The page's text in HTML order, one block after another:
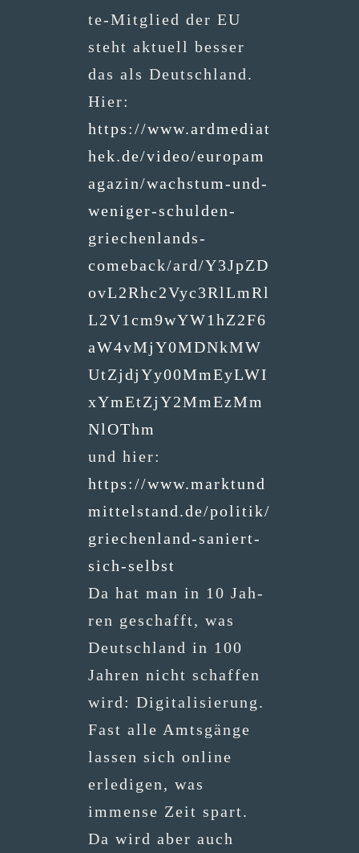
te-Mit­glied der EU
steht aktu­ell bes­ser
das als Deutschland.
Hier:
https://www.ardmediat
hek.de/video/europam
agazin/wachstum-und-
weniger-schulden-
griechenlands-
comeback/ard/Y3JpZD
ovL2Rhc2Vyc3RlLmRl
L2V1cm9wYW1hZ2F6
aW4vMjY0MDNkMW
UtZjdjYy00MmEyLWI
xYmEtZjY2MmEzMm
NlOThm
und hier:
https://www.marktund
mittelstand.de/politik/
griechenland-saniert-
sich-selbst
Da hat man in 10 Jah­
ren geschafft, was
Deutsch­land in 100
Jah­ren nicht schaf­fen
wird: Digi­ta­li­sie­rung.
Fast alle Amts­gän­ge
las­sen sich online
erle­di­gen, was
immense Zeit spart.
Da wird aber auch